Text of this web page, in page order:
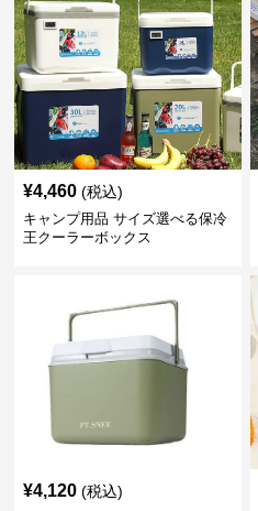
¥4,460 (税込)
キャンプ用品 サイズ選べる保冷
王クーラーボックス
¥4,120 (税込)